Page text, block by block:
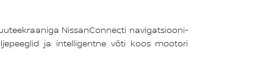
NissanConnecti navigatsiooni-
ja intelligentne võti koos mootori